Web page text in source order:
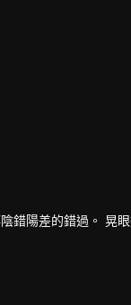
錯陽差的錯過。 晃
家族企業，曾經互
重修舊好。